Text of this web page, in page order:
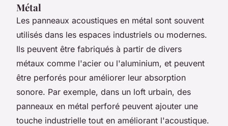
Métal
Les panneaux acoustiques en métal sont souvent
utilisés dans les espaces industriels ou modernes.
Ils peuvent être fabriqués à partir de divers
métaux comme l'acier ou l'aluminium, et peuvent
être perforés pour améliorer leur absorption
sonore. Par exemple, dans un loft urbain, des
panneaux en métal perforé peuvent ajouter une
touche industrielle tout en améliorant l'acoustique.